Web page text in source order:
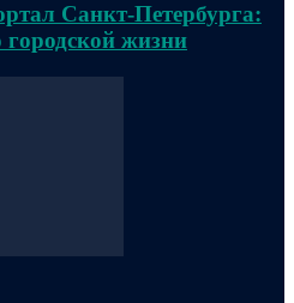
Санкт-Петербурга:
городской жизни